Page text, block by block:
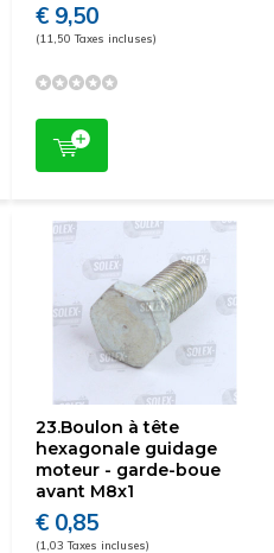
€ 9,50
(11,50 Taxes incluses)
23.Boulon à tête
hexagonale guidage
moteur - garde-boue
avant M8x1
€ 0,85
(1,03 Taxes incluses)